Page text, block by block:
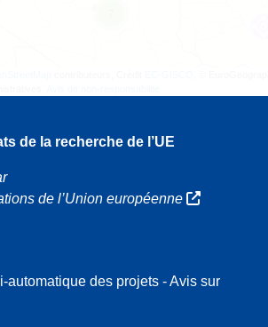
de la recherche de l’UE
de l’Union européenne
automatique des projets - Avis sur